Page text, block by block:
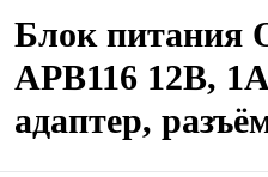
Блок питания
APB116 12В,
адаптер,